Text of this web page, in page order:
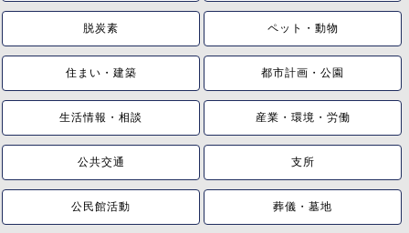
脱炭素 ペット・動物
住まい・建築 都市計画・公園
生活情報・相談 産業・環境・労働
公共交通 支所
公民館活動 葬儀・墓地